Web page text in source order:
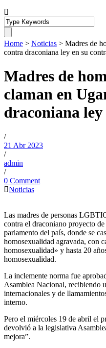
Home > Noticias > Madres de
contra draconiana ley en su
Madres de
claman en
draconiana
/
21 Abr 2023
/
admin
/
0 Comment
Noticias
Las madres de personas
contra el draconiano proyecto
parlamento del país, donde se
homosexualidad agravada, con
homosexualidad» y hasta 20
homosexualidad.
La inclemente norma fue
Asamblea Nacional, recibiendo
internacionales y de
interno.
Pero el miércoles 19 de abril el
devolvió a la legislativa
mejora”.